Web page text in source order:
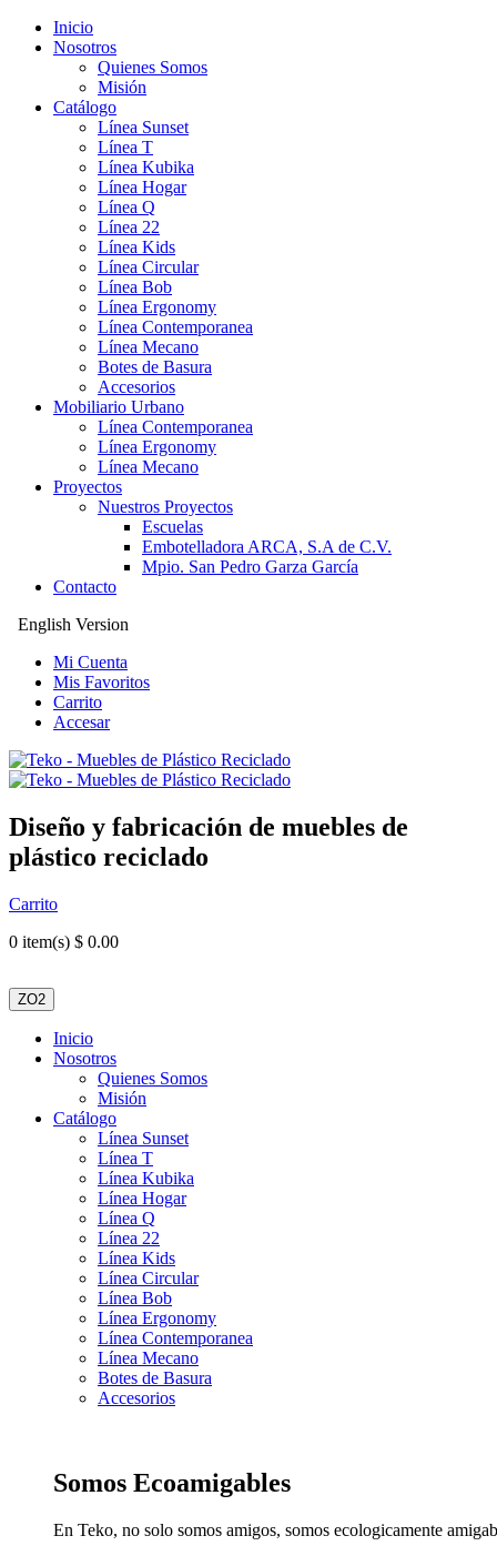
Inicio
Nosotros
Quienes Somos
Misión
Catálogo
Línea Sunset
Línea T
Línea Kubika
Línea Hogar
Línea Q
Línea 22
Línea Kids
Línea Circular
Línea Bob
Línea Ergonomy
Línea Contemporanea
Línea Mecano
Botes de Basura
Accesorios
Mobiliario Urbano
Línea Contemporanea
Línea Ergonomy
Línea Mecano
Proyectos
Nuestros Proyectos
Escuelas
Embotelladora ARCA, S.A de C.V.
Mpio. San Pedro Garza García
Contacto
English Version
Mi Cuenta
Mis Favoritos
Carrito
Accesar
Diseño y fabricación de muebles de
plástico reciclado
Carrito
0 item(s) $ 0.00
ZO2
Inicio
Nosotros
Quienes Somos
Misión
Catálogo
Línea Sunset
Línea T
Línea Kubika
Línea Hogar
Línea Q
Línea 22
Línea Kids
Línea Circular
Línea Bob
Línea Ergonomy
Línea Contemporanea
Línea Mecano
Botes de Basura
Accesorios
Somos Ecoamigables
En Teko, no solo somos amigos, somos ecologicamente